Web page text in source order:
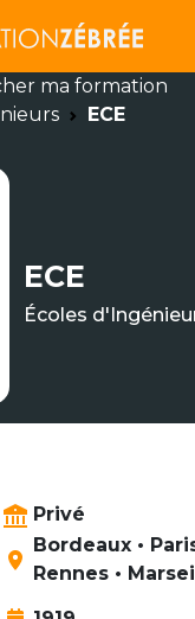
ma formation
ECE
ECE
Écoles
Privé
Bordeaux •
Rennes •